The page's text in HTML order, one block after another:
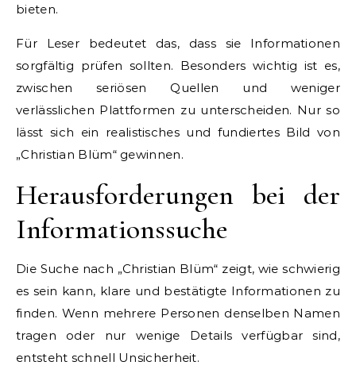
bieten.
Für Leser bedeutet das, dass sie Informationen
sorgfältig prüfen sollten. Besonders wichtig ist es,
zwischen seriösen Quellen und weniger
verlässlichen Plattformen zu unterscheiden. Nur so
lässt sich ein realistisches und fundiertes Bild von
„Christian Blüm“ gewinnen.
Herausforderungen bei der
Informationssuche
Die Suche nach „Christian Blüm“ zeigt, wie schwierig
es sein kann, klare und bestätigte Informationen zu
finden. Wenn mehrere Personen denselben Namen
tragen oder nur wenige Details verfügbar sind,
entsteht schnell Unsicherheit.